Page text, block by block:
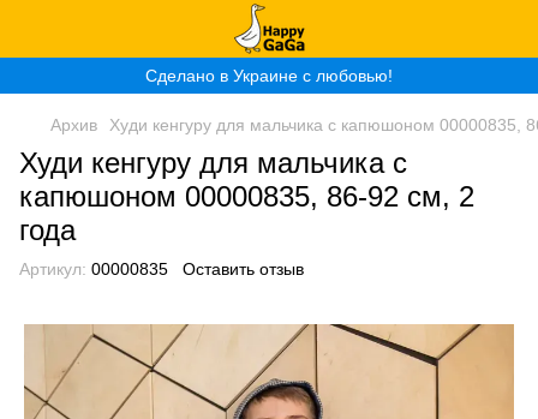
Сделано в Украине с любовью!
Архив Худи кенгуру для мальчика с капюшоном 00000835,
Худи кенгуру для мальчика с
капюшоном 00000835, 86-92 см, 2
года
Артикул: 00000835 Оставить отзыв